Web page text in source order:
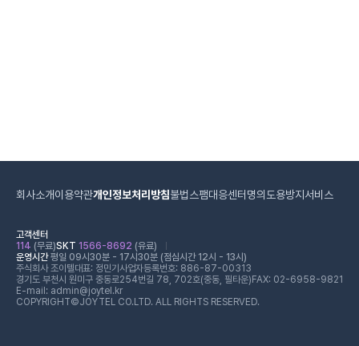
회사소개이용약관개인정보처리방침불법스팸대응센터 명의도용방지서비스
고객센터
114 (무료)SKT 1566-8692 (유료)
운영시간평일 09시30분 - 17시30분 (점심시간 12시 - 13시)
주식회사 조이텔대표: 정민기 사업자등록번호: 886-87-00313
경기도 부천시 원미구 중동로254번길 78, 702호(중동, 필타운) FAX: 02-6958-9821
E-mail: admin@joytel.kr
COPYRIGHT©JOYTEL CO.LTD. ALL RIGHTS RESERVED.